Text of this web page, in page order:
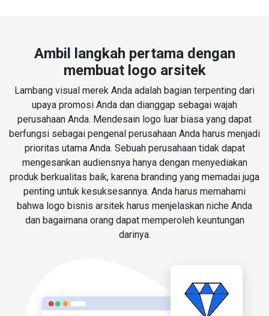
Ambil langkah pertama dengan
membuat logo arsitek
Lambang visual merek Anda adalah bagian terpenting dari
upaya promosi Anda dan dianggap sebagai wajah
perusahaan Anda. Mendesain logo luar biasa yang dapat
berfungsi sebagai pengenal perusahaan Anda harus menjadi
prioritas utama Anda. Sebuah perusahaan tidak dapat
mengesankan audiensnya hanya dengan menyediakan
produk berkualitas baik, karena branding yang memadai juga
penting untuk kesuksesannya. Anda harus memahami
bahwa logo bisnis arsitek harus menjelaskan niche Anda
dan bagaimana orang dapat memperoleh keuntungan
darinya.